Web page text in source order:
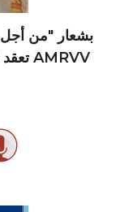
بشعار "من أجل
AMRVV تعقد لقاء وطني بدار المحامين في البيضاء